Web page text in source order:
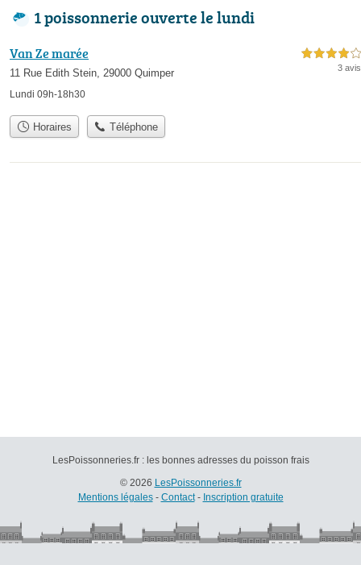
1 poissonnerie ouverte le lundi
Van Ze marée
11 Rue Edith Stein, 29000 Quimper
Lundi 09h-18h30
4,0 étoiles sur 5
3 avis
Horaires Téléphone
LesPoissonneries.fr : les bonnes adresses du poisson frais
© 2026 LesPoissonneries.fr
Mentions légales- Contact- Inscription gratuite